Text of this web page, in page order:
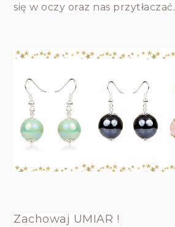
się w oczy oraz nas przytłaczać.
Zachowaj UMIAR !